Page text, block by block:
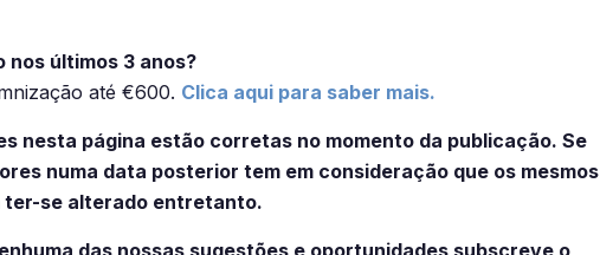
nos últimos 3 anos?
até €600. Clica aqui para saber mais.
nesta página estão corretas no momento da publicação. Se
numa data posterior tem em consideração que os mesmos
ter-se alterado entretanto.